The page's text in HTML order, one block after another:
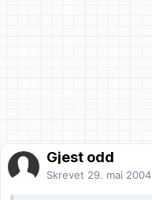
Gjest odd
Skrevet 29. mai 2004